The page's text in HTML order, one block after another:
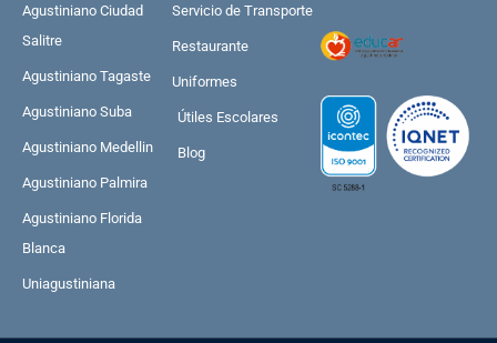
Agustiniano Ciudad
Salitre
Agustiniano Tagaste
Agustiniano Suba
Agustiniano Medellin
Agustiniano Palmira
Agustiniano Florida
Blanca
Uniagustiniana
Servicio de Transporte
Restaurante
Uniformes
Útiles Escolares
Blog